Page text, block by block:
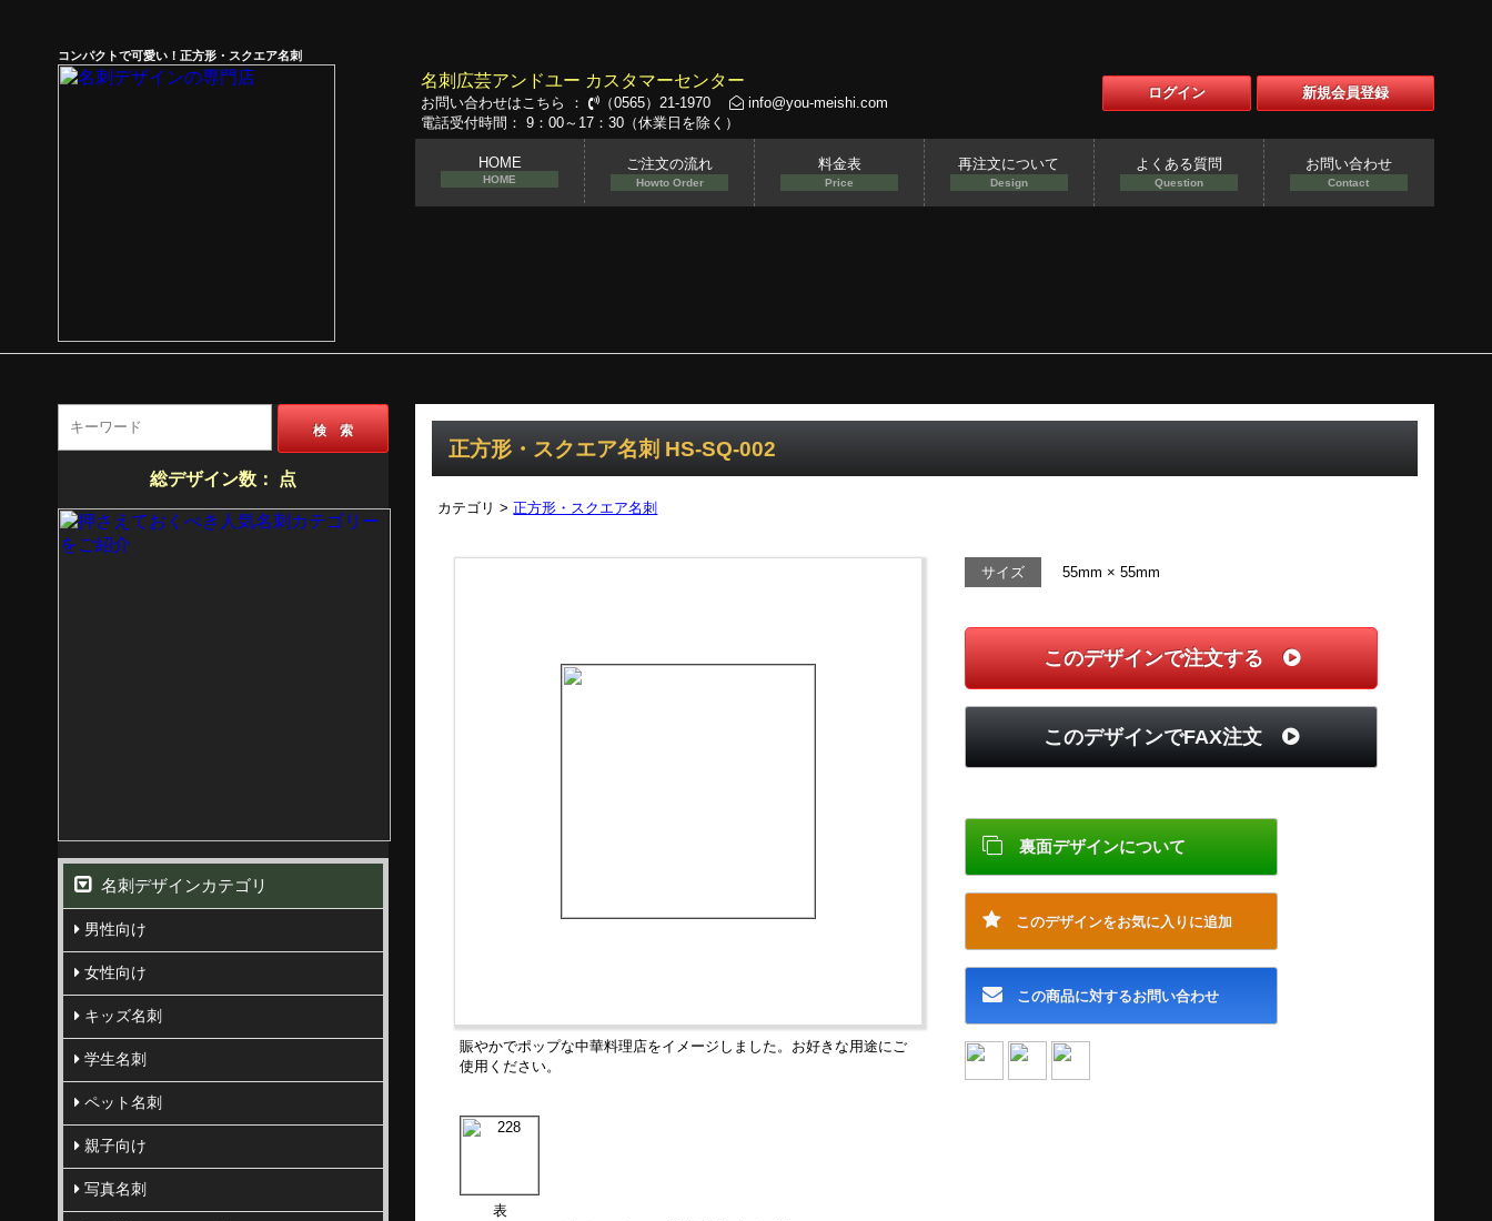
コンパクトで可愛い！正方形・スクエア名刺
名刺広芸アンドユー カスタマーセンター
お問い合わせはこちら ： （0565）21-1970
info@you-meishi.com
電話受付時間： 9：00～17：30（休業日を除く）
新規会員登録
ログイン
HOME
HOME
ご注文の流れ
Howto Order
料金表
Price
再注文について
Design
よくある質問
Question
お問い合わせ
Contact
正方形・スクエア名刺 HS-SQ-002
カテゴリ >正方形・スクエア名刺
賑やかでポップな中華料理店をイメージしました。お好きな用途にご
使用ください。
表
サイズ 55mm × 55mm
このデザインで注文する
このデザインでFAX注文
裏面デザインについて
このデザインをお気に入りに追加
この商品に対するお問い合わせ
検 索
総デザイン数： 点
名刺デザインカテゴリ
男性向け
女性向け
キッズ名刺
学生名刺
ペット名刺
親子向け
写真名刺